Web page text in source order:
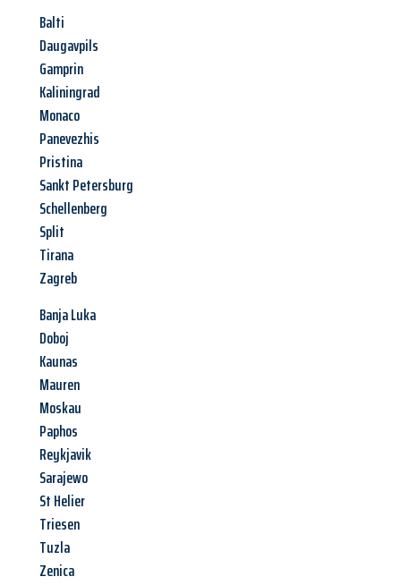
Balti
Daugavpils
Gamprin
Kaliningrad
Monaco
Panevezhis
Pristina
Sankt Petersburg
Schellenberg
Split
Tirana
Zagreb
Banja Luka
Doboj
Kaunas
Mauren
Moskau
Paphos
Reykjavik
Sarajewo
St Helier
Triesen
Tuzla
Zenica